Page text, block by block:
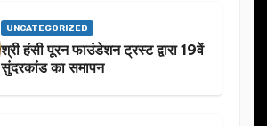
UNCATEGORIZED
श्री हंसी पूरन फाउंडेशन ट्रस्ट द्वारा 19वें
सुंदरकांड का समापन